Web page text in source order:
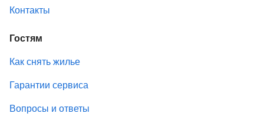
Контакты
Гостям
Как снять жилье
Гарантии сервиса
Вопросы и ответы